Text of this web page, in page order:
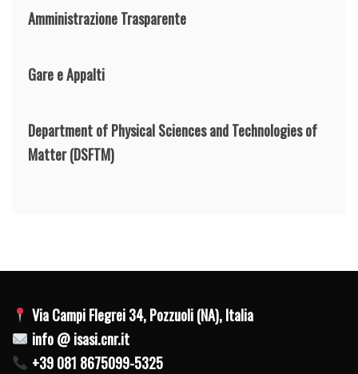
Amministrazione Trasparente
Gare e Appalti
Department of Physical Sciences and Technologies of
Matter(DSFTM)
Via Campi Flegrei 34, Pozzuoli (NA), Italia
info @ isasi.cnr.it
+39 081 8675099-5325